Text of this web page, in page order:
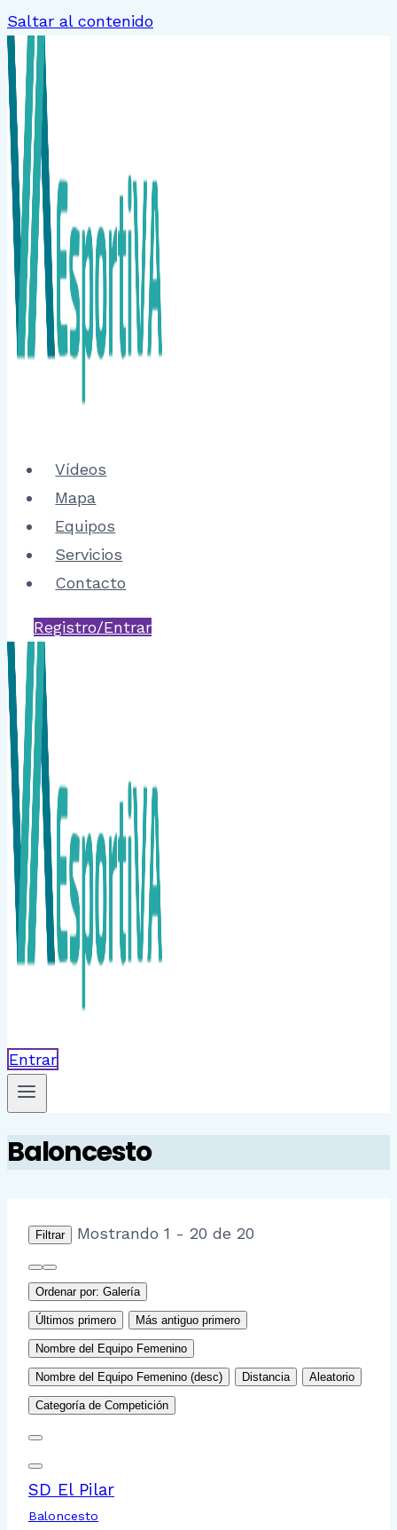
Saltar al contenido
Vídeos
Mapa
Equipos
Servicios
Contacto
Registro/Entrar
Entrar
Baloncesto
Filtrar Mostrando 1 - 20 de 20
Ordenar por: Galería
Últimos primero Más antiguo primero
Nombre del Equipo Femenino
Nombre del Equipo Femenino (desc) Distancia Aleatorio
Categoría de Competición
SD El Pilar
Baloncesto